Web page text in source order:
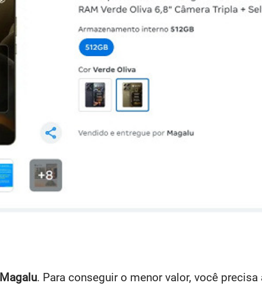
Magalu. Para conseguir o menor valor, você